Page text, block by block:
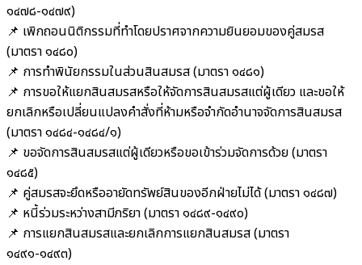
๑๔๗๘-๑๔๗๙)
📌 เพิกถอนนิติกรรมที่ทำโดยปราศจากความยินยอมของคู่สมรส
(มาตรา ๑๔๘๐)
📌 การทำพินัยกรรมในส่วนสินสมรส (มาตรา ๑๔๘๑)
📌 การขอให้แยกสินสมรสหรือให้จัดการสินสมรสแต่ผู้เดียว และขอให้
ยกเลิกหรือเปลี่ยนแปลงคำสั่งที่ห้ามหรือจำกัดอำนาจจัดการสินสมรส
(มาตรา ๑๔๘๔-๑๔๘๔/๑)
📌 ขอจัดการสินสมรสแต่ผู้เดียวหรือขอเข้าร่วมจัดการด้วย (มาตรา
๑๔๘๕)
📌 คู่สมรสจะยึดหรืออายัดทรัพย์สินของอีกฝ่ายไม่ได้ (มาตรา ๑๔๘๗)
📌 หนี้ร่วมระหว่างสามีภริยา (มาตรา ๑๔๘๙-๑๔๙๐)
📌 การแยกสินสมรสและยกเลิกการแยกสินสมรส (มาตรา
๑๔๙๑-๑๔๙๓)